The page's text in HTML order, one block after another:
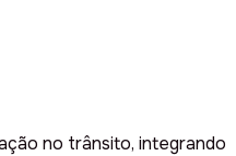
no trânsito, integrando